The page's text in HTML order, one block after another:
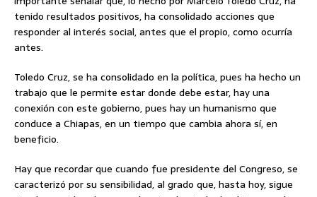
tenido resultados positivos, ha consolidado acciones que
responder al interés social, antes que el propio, como ocurría
antes.
Toledo Cruz, se ha consolidado en la política, pues ha hecho un
trabajo que le permite estar donde debe estar, hay una
conexión con este gobierno, pues hay un humanismo que
conduce a Chiapas, en un tiempo que cambia ahora sí, en
beneficio.
Hay que recordar que cuando fue presidente del Congreso, se
caracterizó por su sensibilidad, al grado que, hasta hoy, sigue